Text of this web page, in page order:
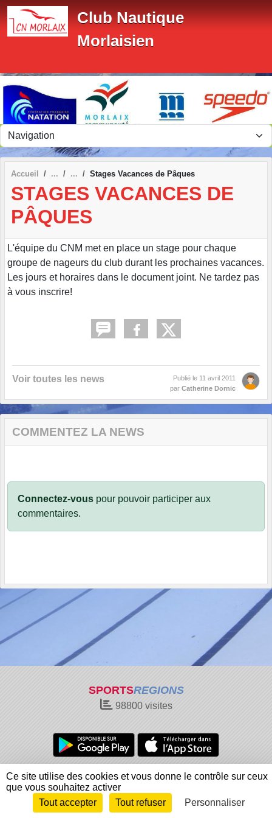
Club Nautique
Morlaisien
Accueil Stages Vacances de Pâques
STAGES VACANCES DE
PÂQUES
L'équipe du CNM met en place un stage pour chaque
groupe de nageurs du club durant les prochaines vacances.
Les jours et horaires dans le document joint. Ne tardez pas
à vous inscrire!
Voir toutes les news Publié le 11 avril 2011
par Catherine Dornic
COMMENTEZ LA NEWS
Connectez-vous pour pouvoir participer aux
commentaires.
SPORTSREGIONS
98800visites
Charte cookies
Gestion des cookies
Informations légales
Signaler un contenu inapproprié
Envie de participer ?
Connexion
Panneau de gestion des cookies
Ce site utilise des cookies et vous donne le contrôle sur ceux
que vous souhaitez activer
Tout accepter
Tout refuser Personnaliser